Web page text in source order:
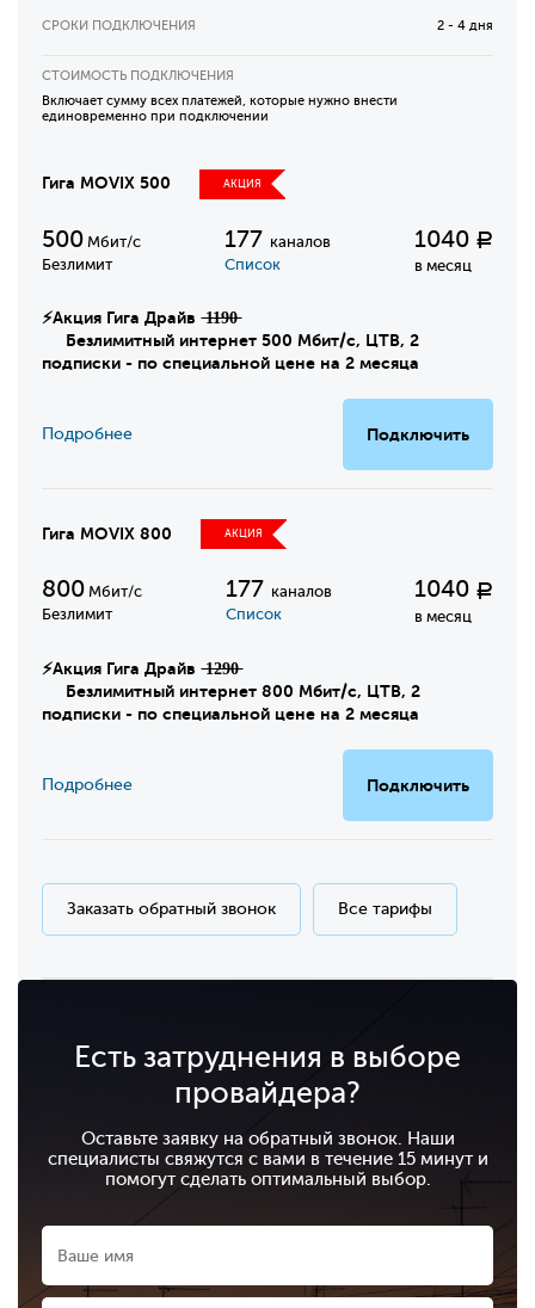
СРОКИ ПОДКЛЮЧЕНИЯ 2 - 4 дня
СТОИМОСТЬ ПОДКЛЮЧЕНИЯ
Включает сумму всех платежей, которые нужно внести
единовременно при подключении
Гига MOVIX 500 АКЦИЯ
500 Мбит/с
Безлимит
177 каналов
Список
1040 Р
в месяц
⚡Акция Гига Драйв ̶1̶1̶9̶0̶
Безлимитный интернет 500 Мбит/с, ЦТВ, 2
подписки - по специальной цене на 2 месяца
Подключить
Подробнее
Гига MOVIX 800 АКЦИЯ
800 Мбит/с
Безлимит
177 каналов
Список
1040 Р
в месяц
⚡Акция Гига Драйв ̶1̶2̶9̶0̶
Безлимитный интернет 800 Мбит/с, ЦТВ, 2
подписки - по специальной цене на 2 месяца
Подключить
Подробнее
Заказать обратный звонок Все тарифы
Есть затруднения в выборе
провайдера?
Оставьте заявку на обратный звонок. Наши
специалисты свяжутся с вами в течение 15 минут и
помогут сделать оптимальный выбор.